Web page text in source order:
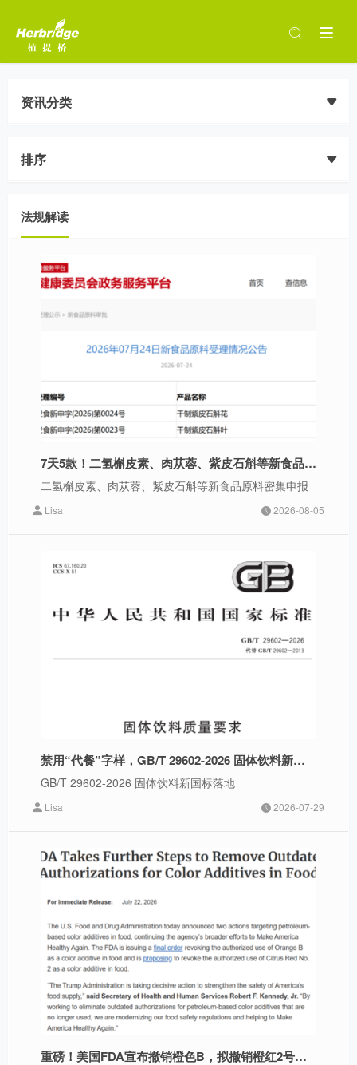
资讯分类
排序
法规解读
7天5款！二氢槲皮素、肉苁蓉、紫皮石斛等新食品原料密集申报
二氢槲皮素、肉苁蓉、紫皮石斛等新食品原料密集申报
Lisa 2026-08-05
禁用“代餐”字样，GB/T 29602-2026 固体饮料新国标落地，合规化、品质化成行业发展入场券
GB/T 29602-2026 固体饮料新国标落地
Lisa 2026-07-29
重磅！美国FDA宣布撤销橙色B，拟撤销橙红2号授权